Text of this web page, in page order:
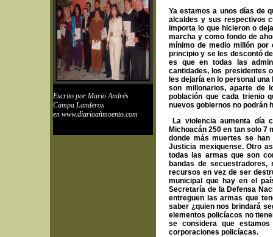
Escrito por Mario Andrés
Campa Landeros
en www.diarioañmoento.com
Ya estamos a unos días de
alcaldes y sus respectivos
importa lo que hicieron o
marcha y como fondo de
mínimo de medio millón
principio y se les descontó
es que en todas las
cantidades, los presidentes
les dejaría en lo personal
son millonarios, aparte de
población que cada trienio
nuevos gobiernos no podrán
La violencia aumenta día
Michoacán 250 en tan solo 7
donde más muertes se
Justicia mexiquense. Otro
todas las armas que son
bandas de
recursos en vez de ser
municipal que hay en el
Secretaría de la Defensa
entreguen las armas que
saber ¿quien nos brindará
elementos policíacos no
se considera que
corporaciones policíacas.